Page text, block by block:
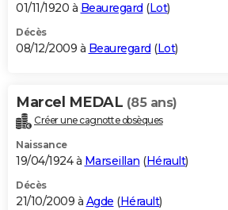
01/11/1920 à Beauregard (Lot)
Décès
08/12/2009 à Beauregard (Lot)
Marcel MEDAL (85 ans)
Créer une cagnotte obsèques
Naissance
19/04/1924 à Marseillan (Hérault)
Décès
21/10/2009 à Agde (Hérault)